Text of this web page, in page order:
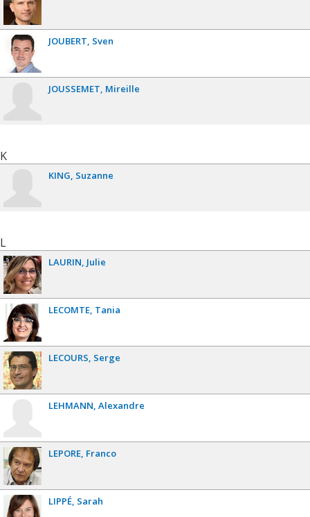
JOUBERT Sven
JOUSSEMET Mireille
K
KING Suzanne
L
LAURIN Julie
LECOMTE Tania
LECOURS Serge
LEHMANN Alexandre
LEPORE Franco
LIPPÉ Sarah